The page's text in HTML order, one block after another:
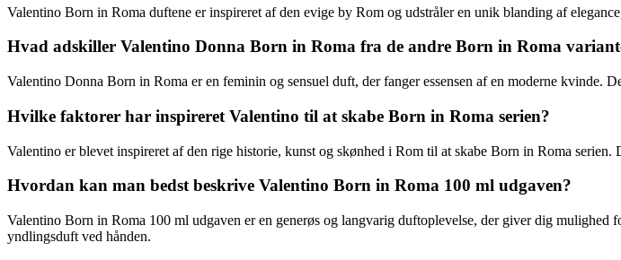
Valentino Born in Roma duftene er inspireret af den evige by Rom og udstråler en unik blanding af
Hvad adskiller Valentino Donna Born in Roma fra de andre Born in Roma
Valentino Donna Born in Roma er en feminin og sensuel duft, der fanger essensen af en moderne kvinde.
Hvilke faktorer har inspireret Valentino til at skabe Born in Roma serien?
Valentino er blevet inspireret af den rige historie, kunst og skønhed i Rom til at skabe Born in Roma serien.
Hvordan kan man bedst beskrive Valentino Born in Roma 100 ml udgaven?
Valentino Born in Roma 100 ml udgaven er en generøs og langvarig duftoplevelse, der giver dig
yndlingsduft ved hånden.